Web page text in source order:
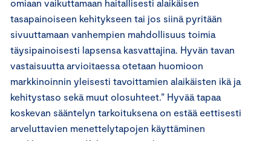
omiaan vaikuttamaan haitallisesti alaikäisen
tasapainoiseen kehitykseen tai jos siinä pyritään
sivuuttamaan vanhempien mahdollisuus toimia
täysipainoisesti lapsensa kasvattajina. Hyvän tavan
vastaisuutta arvioitaessa otetaan huomioon
markkinoinnin yleisesti tavoittamien alaikäisten ikä ja
kehitystaso sekä muut olosuhteet.” Hyvää tapaa
koskevan sääntelyn tarkoituksena on estää eettisesti
arveluttavien menettelytapojen käyttäminen